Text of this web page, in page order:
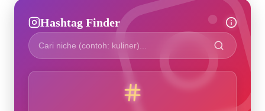
Hashtag Finder